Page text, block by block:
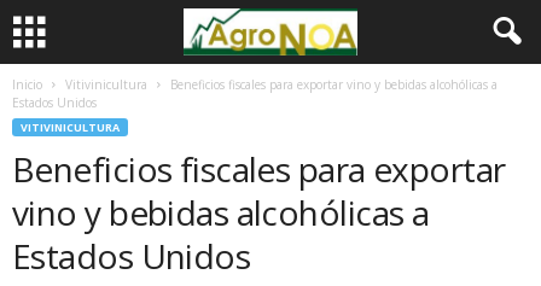
Inicio Vitivinicultura
Beneficios fiscales para exportar vino y bebidas alcohólicas a
Estados Unidos
VITIVINICULTURA
Beneficios fiscales para exportar
vino y bebidas alcohólicas a
Estados Unidos